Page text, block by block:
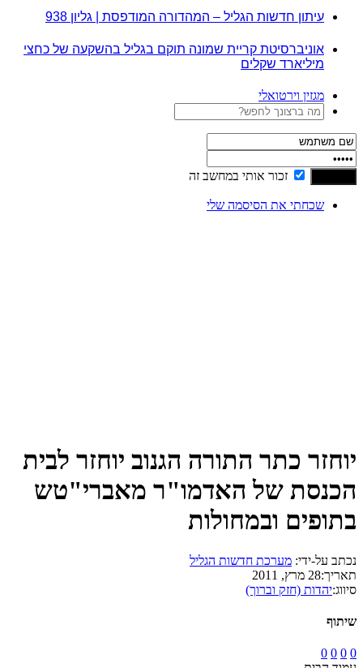
עיתון חדשות הגליל – המהדורה המודפסת | גליון 938
אוניברסיטת קריית שמונה תוקם בגליל בהשקעה של כחצי
מיליארד שקלים
מגזין וירטואלי
זכור אותי במחשב זה
שכחתי את הסיסמה שלי
יוחזר כתר התורה הגנוב יוחזר לבית
הכנסת של האדמו"ר מאברי"טש
בתופים ובמחולות
נכתב על-ידי: מערכת חדשות הגליל
תאריך:28 מרץ, 2011
סיווג:יהדות (חזק וברוך)
שיתוף
0
0
0
0